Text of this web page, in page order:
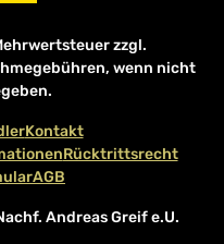
zzgl.
wenn nicht
Andreas Greif e.U.
Kontakt
Rücktrittsrecht
AGB